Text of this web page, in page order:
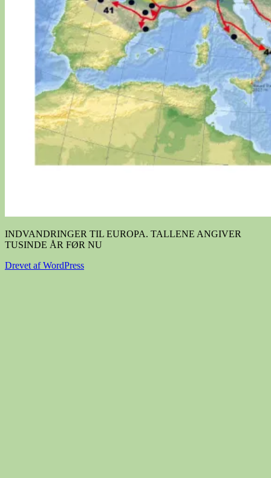
INDVANDRINGER TIL EUROPA. TALLENE ANGIVER
TUSINDE ÅR FØR NU
Drevet af WordPress